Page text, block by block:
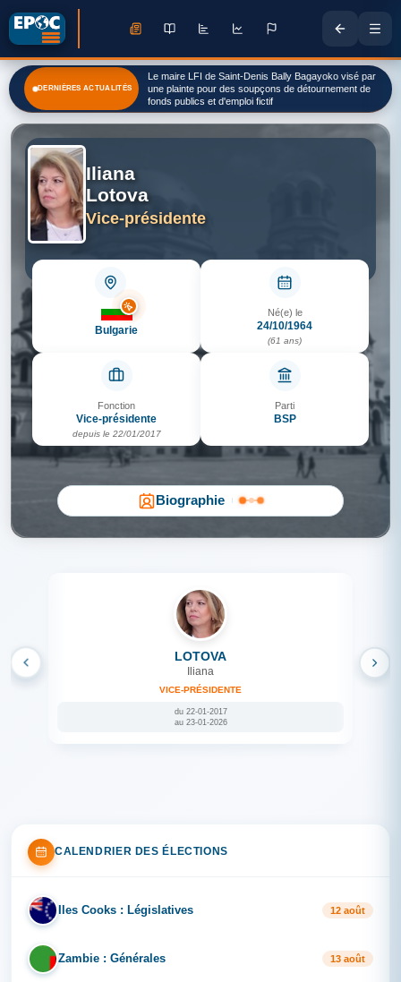
DERNIÈRES ACTUALITÉS
Le maire LFI de Saint-Denis Bally Bagayoko visé par
une plainte pour des soupçons de détournement de
fonds publics et d'emploi fictif
Guerre en Ukraine : le Sénat américain adopte de
nouvelles sanctions contre la Russie
Iliana
Lotova
Vice-présidente
Bulgarie
Né(e) le
24/10/1964
(61 ans)
Fonction
Vice-présidente
depuis le 22/01/2017
Parti
BSP
Biographie
LOTOVA
Iliana
VICE-PRÉSIDENTE
du 22-01-2017
au 23-01-2026
CALENDRIER DES ÉLECTIONS
IL Iles Cooks : Législatives 12 août
ZA Zambie : Générales 13 août